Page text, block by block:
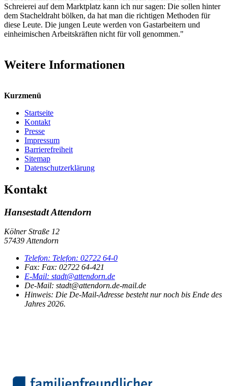
Schreierei auf dem Marktplatz kann ich nur sagen: Die sollen hinter
dem Stacheldraht bölken, da hat man die richtigen Methoden für
diese Leute. Die jungen Leute werden von Gastarbeitern und
einheimischen Arbeitskräften nicht für voll genommen."
Weitere Informationen
Kurzmenü
Startseite
Kontakt
Presse
Impressum
Barrierefreiheit
Sitemap
Datenschutzerklärung
Kontakt
Hansestadt Attendorn
Kölner Straße 12
57439 Attendorn
Telefon: Telefon: 02722 64-0
Fax: Fax: 02722 64-421
E-Mail: stadt@attendorn.de
De-Mail: stadt@attendorn.de-mail.de
Hinweis: Die De-Mail-Adresse besteht nur noch bis Ende des
Jahres 2026.